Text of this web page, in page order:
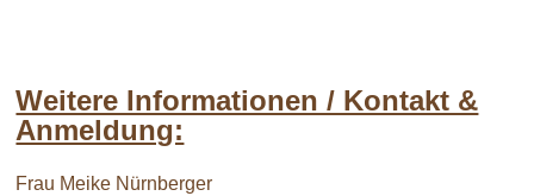
Weitere Informationen / Kontakt &
Anmeldung:
Frau Meike Nürnberger